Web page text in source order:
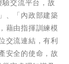
交流平台，故
、「內政部建築
藉由指揮訓練模
交流連結，有利
安全的使命，故